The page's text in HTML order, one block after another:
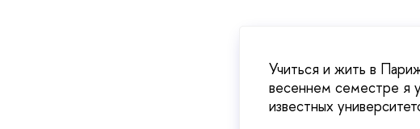
Учиться и жить в
весеннем семестре я
известных